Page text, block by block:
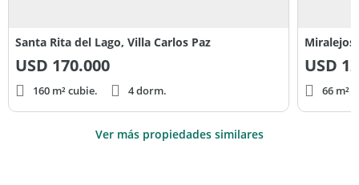
Santa Rita del Lago, Villa Carlos Paz
USD 170.000
160 m² cubie. 4 dorm.
Miralejos
USD
66 m²
Ver más propiedades similares